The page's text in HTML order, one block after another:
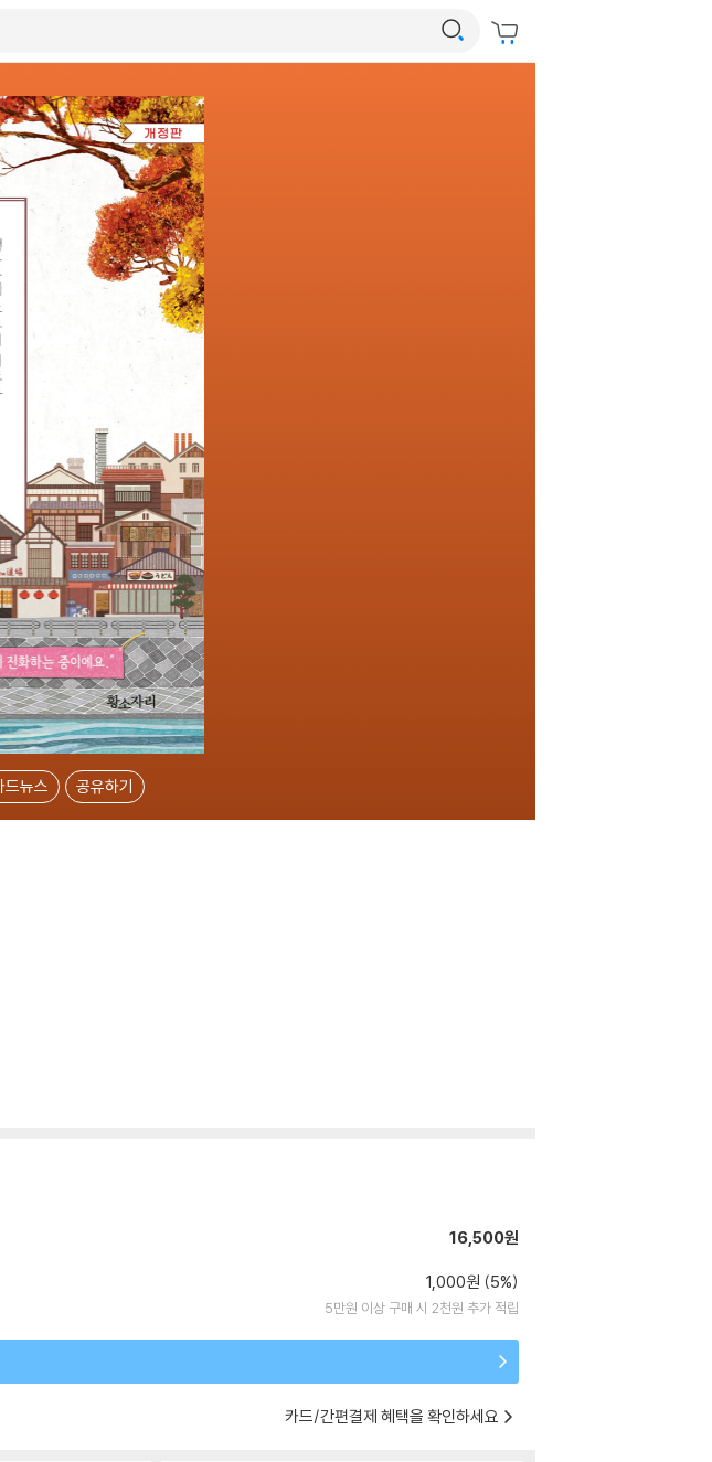
드뉴스 공유하기
16,500원
1,000원 (5%)
5만원 이상 구매 시 2천원 추가 적립
카드/간편결제 혜택을 확인하세요